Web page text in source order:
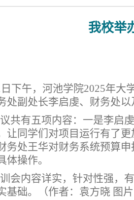
我校举
日下午，河池学院2025年
处副处长李启虔、财务处
共有五项内容：一是李启
让同学们对项目运行有了
务处王华对财务系统预算
体操作。
会内容详实，针对性强，
基础。（作者：袁方晓 图